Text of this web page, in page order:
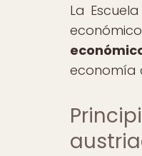
La
economía